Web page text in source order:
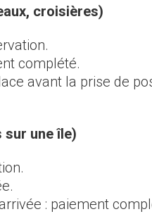
croisières)
complété.
avant la prise de
une île)
: paiement